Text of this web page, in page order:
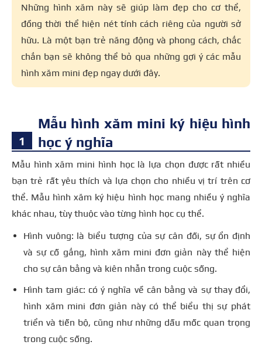
đảm bảo chính xác và an toàn cho
người học.
Những hình xăm này sẽ giúp làm đẹp cho cơ thể,
đồng thời thể hiện nét tính cách riêng của người sở
hữu. Là một bạn trẻ năng động và phong cách, chắc
chắn bạn sẽ không thể bỏ qua những gợi ý các mẫu
hình xăm mini đẹp ngay dưới đây.
Mẫu hình xăm mini ký hiệu hình
học ý nghĩa
Mẫu hình xăm mini hình học là lựa chọn được rất nhiều
bạn trẻ rất yêu thích và lựa chọn cho nhiều vị trí trên cơ
thể. Mẫu hình xăm ký hiệu hình học mang nhiều ý nghĩa
khác nhau, tùy thuộc vào từng hình học cụ thể.
Hình vuông: là biểu tượng của sự cân đối, sự ổn định
và sự cố gắng, hình xăm mini đơn giản này thể hiện
cho sự cân bằng và kiên nhẫn trong cuộc sống.
Hình tam giác: có ý nghĩa về cân bằng và sự thay đổi,
hình xăm mini đơn giản này có thể biểu thị sự phát
triển và tiến bộ, cũng như những dấu mốc quan trọng
trong cuộc sống.